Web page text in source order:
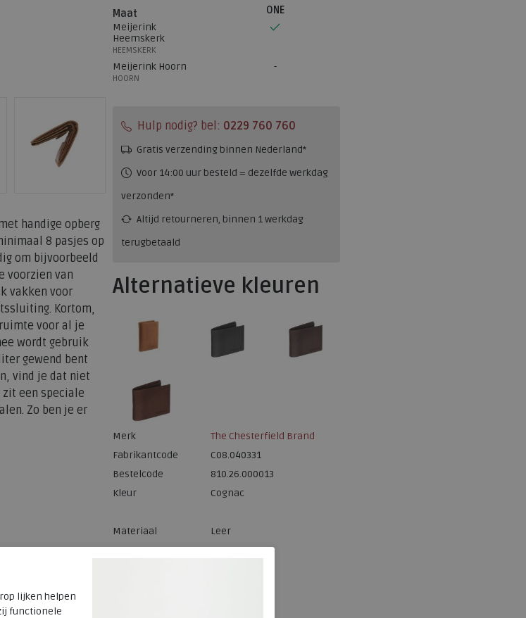
handige opberg
8 pasjes op
om bijvoorbeeld
voorzien van
vakken voor
Kortom,
voor al je
wordt gebruik
gewend bent
vind je dat niet
zit een speciale
Zo ben je er
Maat
ONE
Meijerink
Heemskerk
HEEMSKERK
Meijerink Hoorn
HOORN
Hulp nodig? bel: 0229 760 760
Gratis verzending binnen Nederland*
Voor 14:00 uur besteld = dezelfde werkdag
verzonden*
Altijd retourneren, binnen 1 werkdag
terugbetaald
Alternatieve kleuren
Merk
The Chesterfield Brand
Fabrikantcode
C08.040331
Bestelcode
810.26.000013
Kleur
Cognac
Materiaal Leer
lijken helpen
functionele